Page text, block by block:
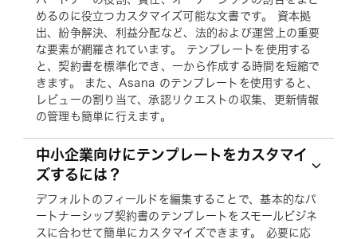
めるのに役立つカスタマイズ可能な文書です。 資本拠
出、紛争解決、利益分配など、法的および運営上の重要
な要素が網羅されています。 テンプレートを使用する
と、契約書を標準化でき、一から作成する時間を短縮で
きます。 また、Asana のテンプレートを使用すると、
レビューの割り当て、承認リクエストの収集、更新情報
の管理も簡単に行えます。
中小企業向けにテンプレートをカスタマイ
ズするには？
デフォルトのフィールドを編集することで、基本的なパ
ートナーシップ契約書のテンプレートをスモールビジネ
スに合わせて簡単にカスタマイズできます。 必要に応